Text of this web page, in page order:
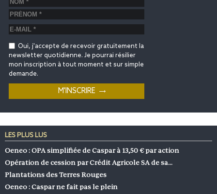
Oui, j'accepte de recevoir gratuitement la
newsletter quotidienne. Je pourrai résilier
mon inscription à tout moment et sur simple
demande.
LES PLUS LUS
Oeneo : OPA simplifiée de Caspar à 13,50 € par action
Opération de cession par Crédit Agricole SA de sa…
Plantations des Terres Rouges
Oeneo : Caspar ne fait pas le plein